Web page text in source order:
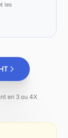
les
en 3 ou 4X